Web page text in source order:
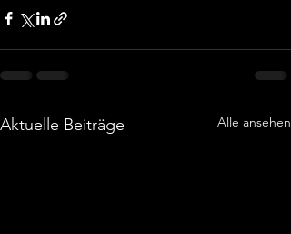
Aktuelle Beiträge Alle ansehen